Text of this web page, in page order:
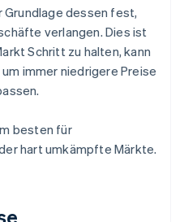
Grundlage dessen fest,
verlangen. Dies ist
Schritt zu halten, kann
immer niedrigere Preise
besten für
hart umkämpfte Märkte.